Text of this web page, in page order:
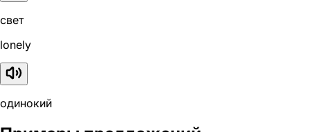
свет
lonely
одинокий